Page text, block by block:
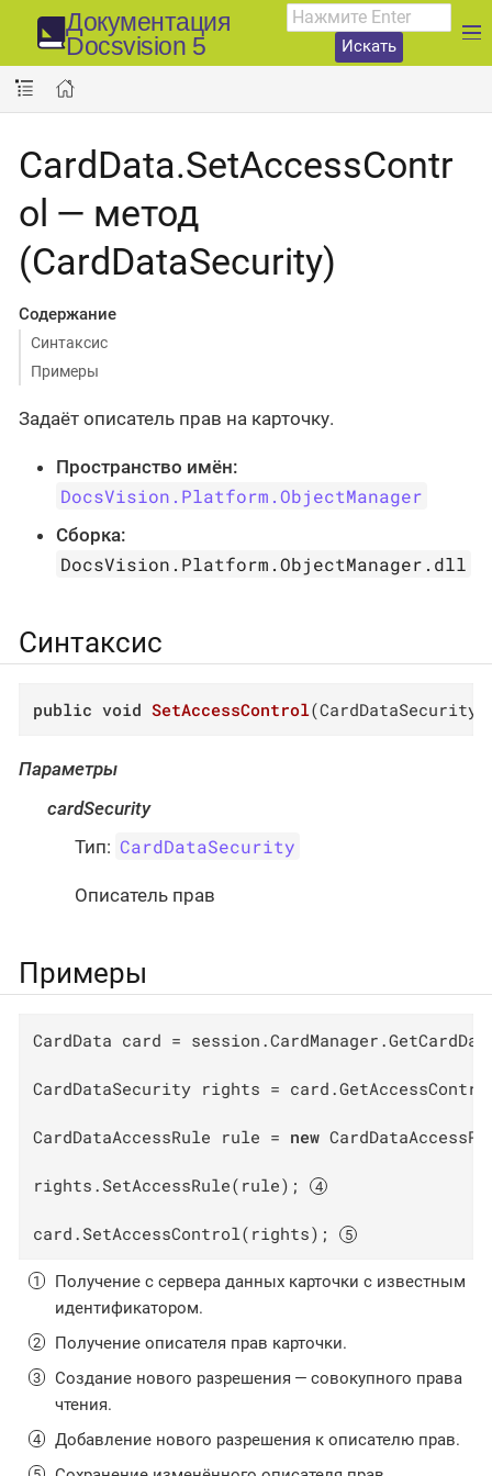
Документация
Docsvision 5
Искать
CardData.SetAccessContr
ol — метод
(CardDataSecurity)
Содержание
Синтаксис
Примеры
Задаёт описатель прав на карточку.
Пространство имён:
DocsVision.Platform.ObjectManager
Сборка:
DocsVision.Platform.ObjectManager.dll
Синтаксис
public void SetAccessControl(CardDataSecurity
Параметры
cardSecurity
Тип: CardDataSecurity
Описатель прав
Примеры
CardData card =
CardDataSecurity rights =
CardDataAccessRule rule = new
rights.SetAccessRule(rule);
card.SetAccessControl(rights);
Получение с сервера данных карточки с известным
идентификатором.
Получение описателя прав карточки.
Создание нового разрешения — совокупного права
чтения.
Добавление нового разрешения к описателю прав.